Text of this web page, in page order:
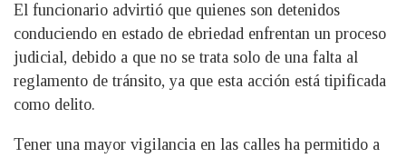
El funcionario advirtió que quienes son detenidos
conduciendo en estado de ebriedad enfrentan un proceso
judicial, debido a que no se trata solo de una falta al
reglamento de tránsito, ya que esta acción está tipificada
como delito.
Tener una mayor vigilancia en las calles ha permitido a